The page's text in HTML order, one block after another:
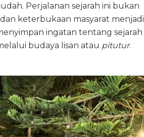
Perjalanan sejarah ini bukan
dan keterbukaan masyarat menjadi
ingatan tentang sejarah
budaya lisan atau pitutur.